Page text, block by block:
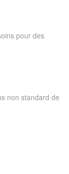
pour des
non standard de